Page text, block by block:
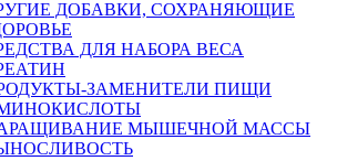
ДОБАВКИ, СОХРАНЯЮЩИЕ
ДЛЯ НАБОРА ВЕСА
ЗАМЕНИТЕЛИ ПИЩИ
МЫШЕЧНОЙ МАССЫ